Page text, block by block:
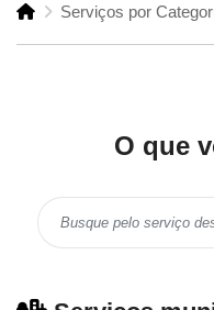
Serviços por
O que